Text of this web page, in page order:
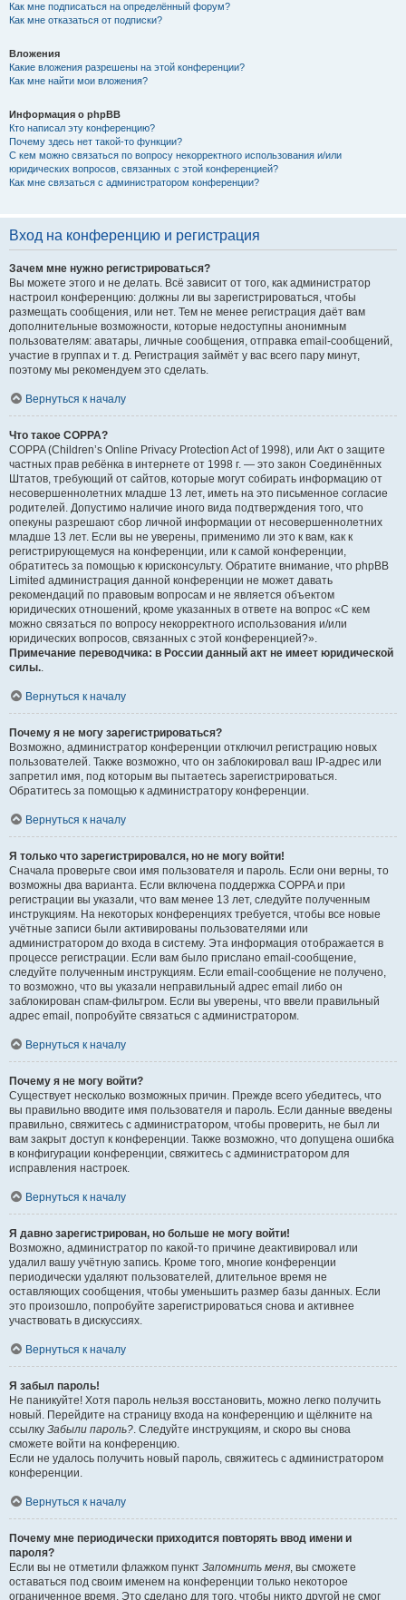
Как мне подписаться на определённый форум?
Как мне отказаться от подписки?
Вложения
Какие вложения разрешены на этой конференции?
Как мне найти мои вложения?
Информация о phpBB
Кто написал эту конференцию?
Почему здесь нет такой-то функции?
С кем можно связаться по вопросу некорректного использования и/или
юридических вопросов, связанных с этой конференцией?
Как мне связаться с администратором конференции?
Вход на конференцию и регистрация
Зачем мне нужно регистрироваться?
Вы можете этого и не делать. Всё зависит от того, как администратор
настроил конференцию: должны ли вы зарегистрироваться, чтобы
размещать сообщения, или нет. Тем не менее регистрация даёт вам
дополнительные возможности, которые недоступны анонимным
пользователям: аватары, личные сообщения, отправка email-сообщений,
участие в группах и т. д. Регистрация займёт у вас всего пару минут,
поэтому мы рекомендуем это сделать.
Вернуться к началу
Что такое COPPA?
COPPA (Children’s Online Privacy Protection Act of 1998), или Акт о защите
частных прав ребёнка в интернете от 1998 г. — это закон Соединённых
Штатов, требующий от сайтов, которые могут собирать информацию от
несовершеннолетних младше 13 лет, иметь на это письменное согласие
родителей. Допустимо наличие иного вида подтверждения того, что
опекуны разрешают сбор личной информации от несовершеннолетних
младше 13 лет. Если вы не уверены, применимо ли это к вам, как к
регистрирующемуся на конференции, или к самой конференции,
обратитесь за помощью к юрисконсульту. Обратите внимание, что phpBB
Limited администрация данной конференции не может давать
рекомендаций по правовым вопросам и не является объектом
юридических отношений, кроме указанных в ответе на вопрос «С кем
можно связаться по вопросу некорректного использования и/или
юридических вопросов, связанных с этой конференцией?».
Примечание переводчика: в России данный акт не имеет юридической
силы..
Вернуться к началу
Почему я не могу зарегистрироваться?
Возможно, администратор конференции отключил регистрацию новых
пользователей. Также возможно, что он заблокировал ваш IP-адрес или
запретил имя, под которым вы пытаетесь зарегистрироваться.
Обратитесь за помощью к администратору конференции.
Вернуться к началу
Я только что зарегистрировался, но не могу войти!
Сначала проверьте свои имя пользователя и пароль. Если они верны, то
возможны два варианта. Если включена поддержка COPPA и при
регистрации вы указали, что вам менее 13 лет, следуйте полученным
инструкциям. На некоторых конференциях требуется, чтобы все новые
учётные записи были активированы пользователями или
администратором до входа в систему. Эта информация отображается в
процессе регистрации. Если вам было прислано email-сообщение,
следуйте полученным инструкциям. Если email-сообщение не получено,
то возможно, что вы указали неправильный адрес email либо он
заблокирован спам-фильтром. Если вы уверены, что ввели правильный
адрес email, попробуйте связаться с администратором.
Вернуться к началу
Почему я не могу войти?
Существует несколько возможных причин. Прежде всего убедитесь, что
вы правильно вводите имя пользователя и пароль. Если данные введены
правильно, свяжитесь с администратором, чтобы проверить, не был ли
вам закрыт доступ к конференции. Также возможно, что допущена ошибка
в конфигурации конференции, свяжитесь с администратором для
исправления настроек.
Вернуться к началу
Я давно зарегистрирован, но больше не могу войти!
Возможно, администратор по какой-то причине деактивировал или
удалил вашу учётную запись. Кроме того, многие конференции
периодически удаляют пользователей, длительное время не
оставляющих сообщения, чтобы уменьшить размер базы данных. Если
это произошло, попробуйте зарегистрироваться снова и активнее
участвовать в дискуссиях.
Вернуться к началу
Я забыл пароль!
Не паникуйте! Хотя пароль нельзя восстановить, можно легко получить
новый. Перейдите на страницу входа на конференцию и щёлкните на
ссылку Забыли пароль?. Следуйте инструкциям, и скоро вы снова
сможете войти на конференцию.
Если не удалось получить новый пароль, свяжитесь с администратором
конференции.
Вернуться к началу
Почему мне периодически приходится повторять ввод имени и
пароля?
Если вы не отметили флажком пункт Запомнить меня, вы сможете
оставаться под своим именем на конференции только некоторое
ограниченное время. Это сделано для того, чтобы никто другой не смог